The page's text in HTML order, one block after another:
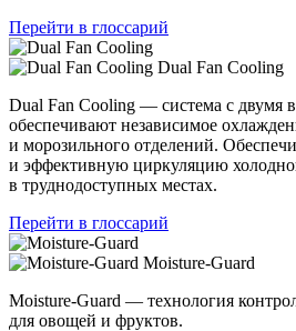
Перейти в глоссарий
Dual Fan Cooling
Dual Fan Cooling — система с двумя
обеспечивают независимое
и морозильного отделений.
и эффективную циркуляцию
в труднодоступных местах.
Перейти в глоссарий
Moisture-Guard
Moisture-Guard — технология
для овощей и фруктов.